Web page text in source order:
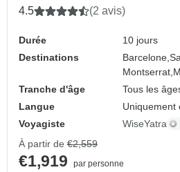
4.5 (2 avis)
Durée
10 jours
Destinations
Barcelone,
Montserrat,
Tranche d'âge
Tous les
Langue
Uniquement
Voyagiste
WiseYatra
À partir de €2,559
€1,919
par personne